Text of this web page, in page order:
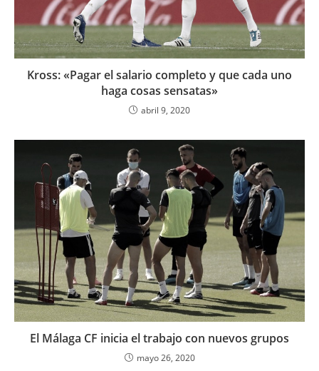
Kross: «Pagar el salario completo y que cada uno
haga cosas sensatas»
abril 9, 2020
El Málaga CF inicia el trabajo con nuevos grupos
mayo 26, 2020